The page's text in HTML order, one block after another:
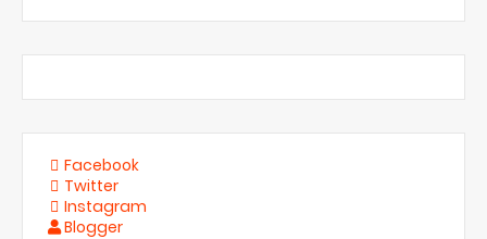
Facebook
Twitter
Instagram
Blogger